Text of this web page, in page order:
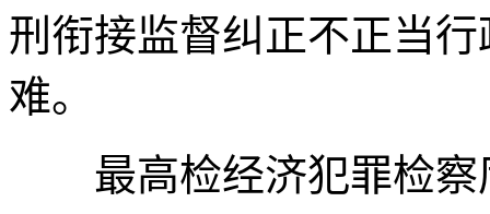
刑衔接监督纠正不正当
难。
最高检经济犯罪检察